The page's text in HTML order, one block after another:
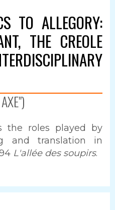
TO ALLEGORY:
THE CREOLE
the roles played by
and translation in
L'allée des soupirs.